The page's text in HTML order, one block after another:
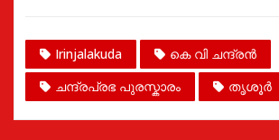
Irinjalakuda
കെ വി ചന്ദ്രൻ
ചന്ദ്രപ്രഭ പുരസ്കാരം
തൃശൂർ